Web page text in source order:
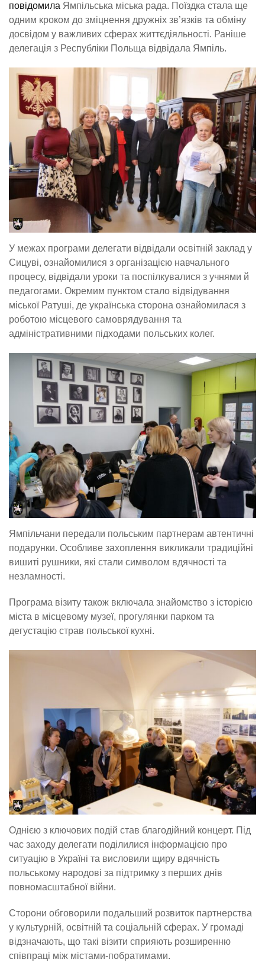
повідомила Ямпільська міська рада. Поїздка стала ще
одним кроком до зміцнення дружніх зв’язків та обміну
досвідом у важливих сферах життєдіяльності. Раніше
делегація з Республіки Польща відвідала Ямпіль.
У межах програми делегати відвідали освітній заклад у
Сицуві, ознайомилися з організацією навчального
процесу, відвідали уроки та поспілкувалися з учнями й
педагогами. Окремим пунктом стало відвідування
міської Ратуші, де українська сторона ознайомилася з
роботою місцевого самоврядування та
адміністративними підходами польських колег.
Ямпільчани передали польським партнерам автентичні
подарунки. Особливе захоплення викликали традиційні
вишиті рушники, які стали символом вдячності та
незламності.
Програма візиту також включала знайомство з історією
міста в місцевому музеї, прогулянки парком та
дегустацію страв польської кухні.
Однією з ключових подій став благодійний концерт. Під
час заходу делегати поділилися інформацією про
ситуацію в Україні та висловили щиру вдячність
польському народові за підтримку з перших днів
повномасштабної війни.
Сторони обговорили подальший розвиток партнерства
у культурній, освітній та соціальній сферах. У громаді
відзначають, що такі візити сприяють розширенню
співпраці між містами-побратимами.